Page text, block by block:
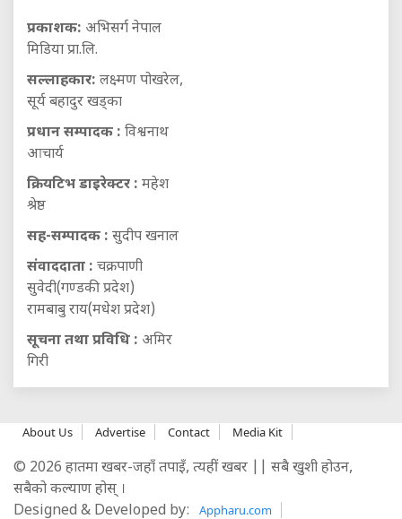
प्रकाशक: अभिसर्ग नेपाल
मिडिया प्रा.लि.
सल्लाहकार: लक्ष्मण पोखरेल,
सूर्य बहादुर खड्का
प्रधान सम्पादक : विश्वनाथ
आचार्य
क्रियटिभ डाइरेक्टर : महेश
श्रेष्ठ
सह-सम्पादक : सुदीप खनाल
संवाददाता : चक्रपाणी
सुवेदी(गण्डकी प्रदेश)
रामबाबु राय(मधेश प्रदेश)
सूचना तथा प्रविधि : अमिर
गिरी
About Us Advertise Contact Media Kit
© 2026 हातमा खबर-जहाँ तपाइँ, त्यहीं खबर || सबै खुशी होउन,
सबैको कल्याण होस् ।
Designed & Developed by:
Appharu.com